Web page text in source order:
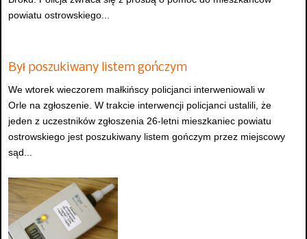
powiatu ostrowskiego...
Był poszukiwany listem gończym
We wtorek wieczorem małkińscy policjanci interweniowali w
Orle na zgłoszenie. W trakcie interwencji policjanci ustalili, że
jeden z uczestników zgłoszenia 26-letni mieszkaniec powiatu
ostrowskiego jest poszukiwany listem gończym przez miejscowy
sąd...